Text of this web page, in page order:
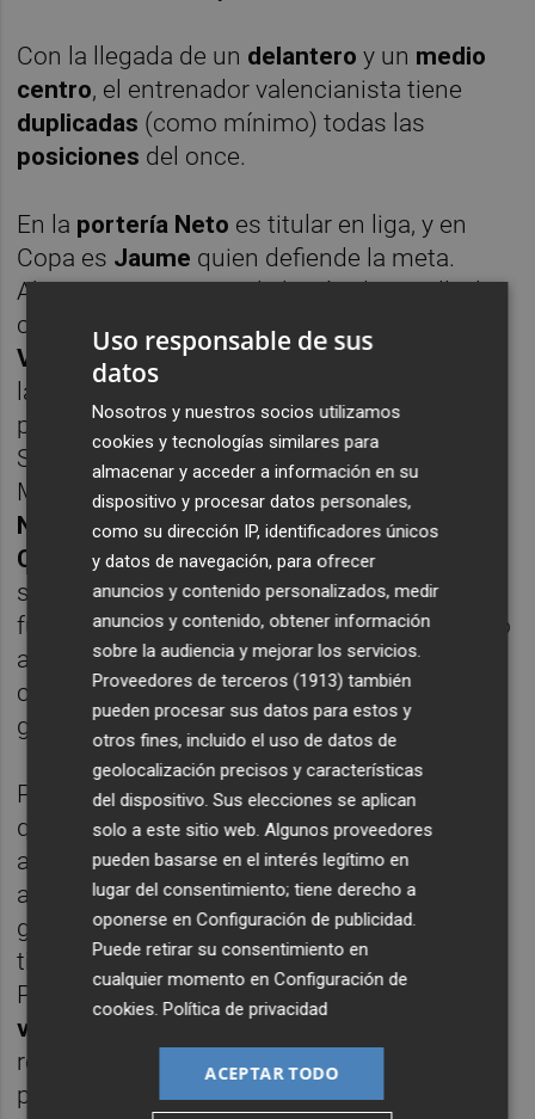
Con la llegada de un delanteroy un medio
centro, el entrenador valencianista tiene
duplicadas (como mínimo) todas las
posiciones del once.
En la portería Neto es titular en liga, y en
Copa es Jaume quien defiende la meta.
Ahora mismo, pese a la lesión de Murillo, los
cuatrocentrales Garay Gabriel
Vezo
) cumplen a la perfección. La dupla en
la
izquierdaformada por
prestaciones de garantías en ambos casos.
Sólo hay
dudas en el lateral derecho
MarcelinonoleconvencenMontoya
Nacho Vidal, y a la espera de qué ocurre con
Cancelo(él quiere venir, el Inter no lo quiere
soltar y Mendes está intentando que el
futbolista vuelva), no le ha temblado el pulso
a la hora de alinear a Rubén Vezo en el
costado diestro. Se pierde llegada, pero se
gana en firmeza defensiva.
Para la zona ancha, la llegada deCoquelin
quita el cartel de "problemón" a cada
ausencia deKondogbia. El ex del Arsenal
apuntó en Coruña a ser ese futbolista que
guarda las espaldas deParejosin casi
tiempo de adaptación. Para la ausencia de
Parejo, se puede "jugar" con la
versatilidad
recupere e incluso se podría probar en algún
partido determinado con unadupla
Uso responsable de sus
datos
Nosotros y nuestros socios utilizamos
cookies y tecnologías similares para
almacenar y acceder a información en su
dispositivo y procesar datos personales,
como su dirección IP, identificadores únicos
y datos de navegación, para ofrecer
anuncios y contenido personalizados, medir
anuncios y contenido, obtener información
sobre la audiencia y mejorar los servicios.
Proveedores de terceros (1913) también
pueden procesar sus datos para estos y
otros fines, incluido el uso de datos de
geolocalización precisos y características
del dispositivo. Sus elecciones se aplican
solo a este sitio web. Algunos proveedores
pueden basarse en el interés legítimo en
lugar del consentimiento; tiene derecho a
oponerse enConfiguración de publicidad.
Puede retirar su consentimiento en
cualquier momento enConfiguración de
cookies.Política de privacidad
ACEPTAR TODO